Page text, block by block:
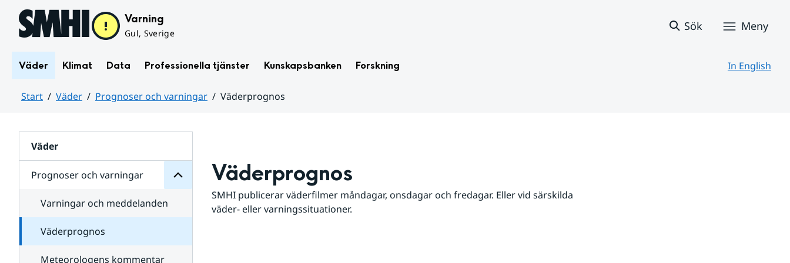
Hoppa till sidans innehåll Varning
Gul, Sverige
Sök Meny
Väder Klimat Data Professionella tjänster Kunskapsbanken Forskning In English
Start Väder Prognoser och varningar
Väderprognos
Väder
Prognoser och varningar
för
varningar
Varningar och meddelanden
Väderprognos
Meteorologens kommentar
Väderprognos
SMHI publicerar väderfilmer måndagar, onsdagar och fredagar. Eller vid särskilda
väder- eller varningssituationer.